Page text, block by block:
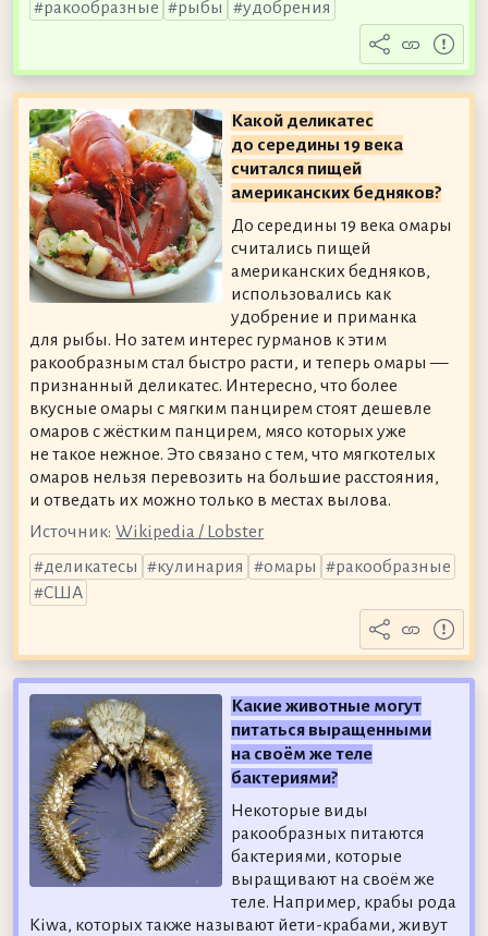
ракообразные
рыбы удобрения
Какой деликатес
до середины 19 века
считался пищей
американских бедняков?
До середины 19 века омары
считались пищей
американских бедняков,
использовались как
удобрение и приманка
для рыбы. Но затем интерес гурманов к этим
ракообразным стал быстро расти, и теперь омары —
признанный деликатес. Интересно, что более
вкусные омары с мягким панцирем стоят дешевле
омаров с жёстким панцирем, мясо которых уже
не такое нежное. Это связано с тем, что мягкотелых
омаров нельзя перевозить на большие расстояния,
и отведать их можно только в местах вылова.
Источник: Wikipedia / Lobster
деликатесы
кулинария омары
ракообразные
США
Какие животные могут
питаться выращенными
на своём же теле
бактериями?
Некоторые виды
ракообразных питаются
бактериями, которые
выращивают на своём же
теле. Например, крабы рода
Kiwa, которых также называют йети-крабами, живут